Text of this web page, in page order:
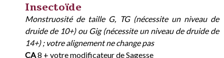
Insectoïde
Monstruosité de taille G, TG (nécessite un niveau de
druide de 10+) ou Gig (nécessite un niveau de druide de
14+) ; votre alignement ne change pas
CA8 + votre modificateur de Sagesse